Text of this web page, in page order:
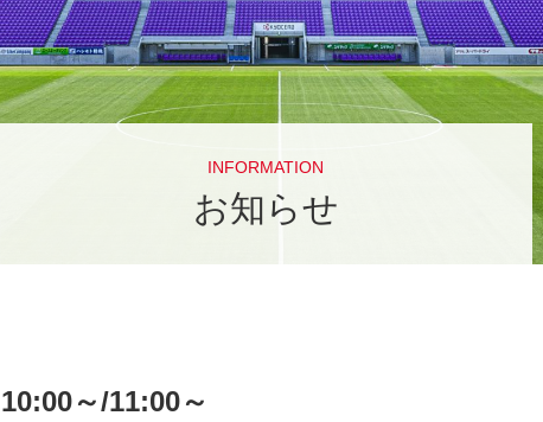
INFORMATION
お知らせ
～/11:00～